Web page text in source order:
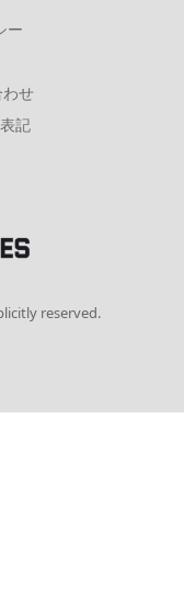
ー
せ
記
reserved.